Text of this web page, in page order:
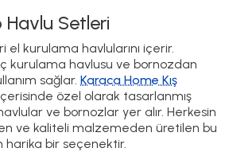
Havlu Setleri
el kurulama havlularını içerir.
kurulama havlusu ve bornozdan
sağlar. Karaca Home Kış
özel olarak tasarlanmış
ve bornozlar yer alır. Herkesin
ve kaliteli malzemeden üretilen bu
harika bir seçenektir.